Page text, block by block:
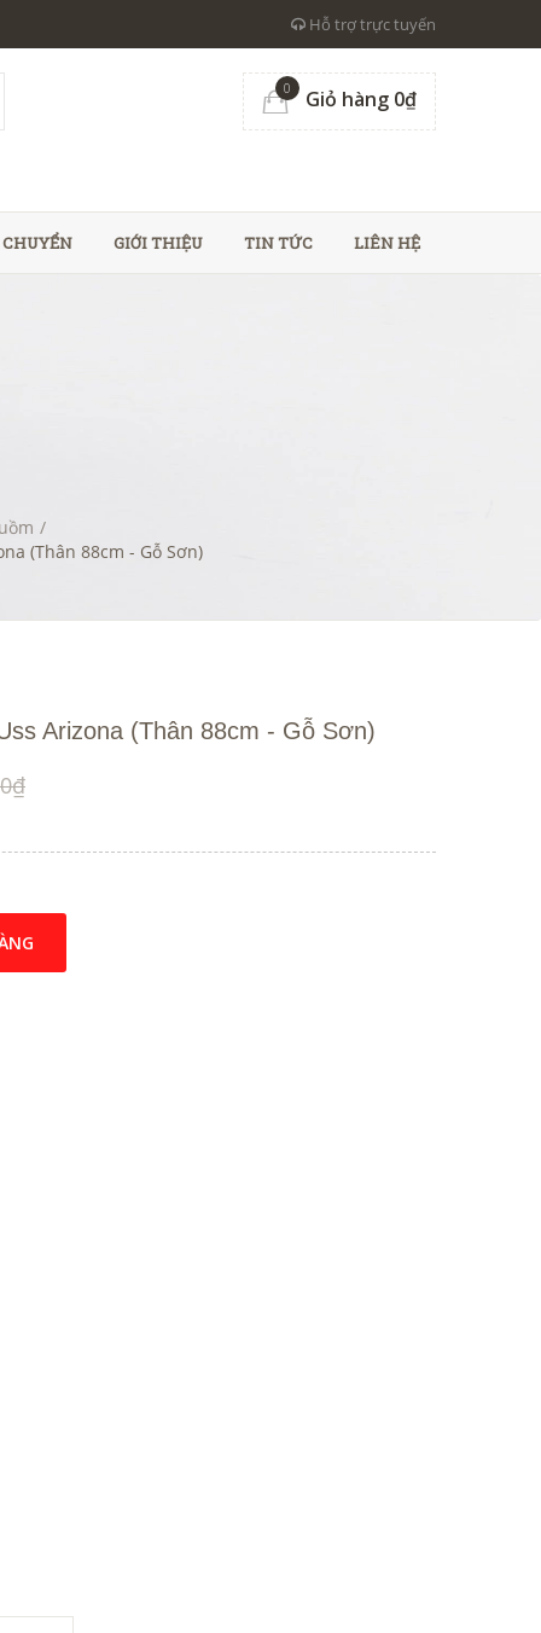
Hỗ trợ trực tuyến
0 Giỏ hàng 0₫
GIỚI THIỆU TIN TỨC LIÊN HỆ
/
(Thân 88cm - Gỗ Sơn)
Arizona (Thân 88cm - Gỗ Sơn)